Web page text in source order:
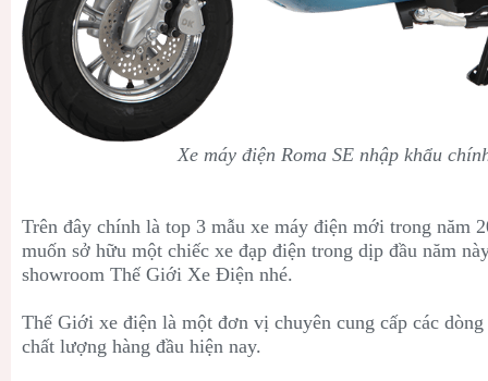
Xe máy điện Roma SE nhập khẩu
Trên đây chính là top 3 mẫu xe máy điện mới trong năm
muốn sở hữu một chiếc xe đạp điện trong dịp đầu năm
showroom Thế Giới Xe Điện nhé.
Thế Giới xe điện là một đơn vị chuyên cung cấp các dòng
chất lượng hàng đầu hiện nay.